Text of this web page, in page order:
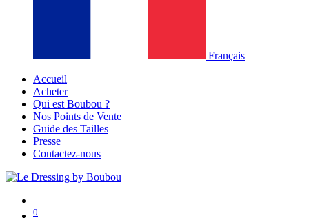
Français
Accueil
Acheter
Qui est Boubou ?
Nos Points de Vente
Guide des Tailles
Presse
Contactez-nous
0